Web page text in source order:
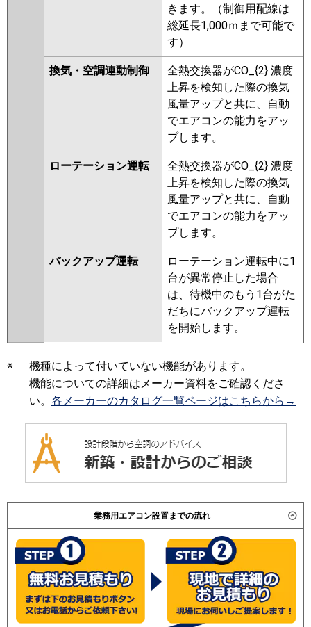
きます。（制御用配線は
総延長1,000ｍまで可能で
す）
換気・空調連動制御
全熱交換器がCO_{2} 濃度
上昇を検知した際の換気
風量アップと共に、自動
でエアコンの能力をアッ
プします。
ローテーション運転
全熱交換器がCO_{2} 濃度
上昇を検知した際の換気
風量アップと共に、自動
でエアコンの能力をアッ
プします。
バックアップ運転
ローテーション運転中に1
台が異常停止した場合
は、待機中のもう1台がた
だちにバックアップ運転
を開始します。
※
機種によって付いていない機能があります。
機能についての詳細はメーカー資料をご確認くださ
い。 各メーカーのカタログ一覧ページはこちらから→
業務用エアコン設置までの流れ